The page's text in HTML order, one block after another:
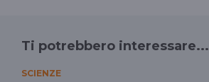
Ti potrebbero interessare...
SCIENZE